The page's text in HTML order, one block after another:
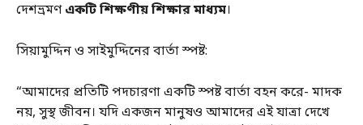
দেশভ্রমণএকটি শিক্ষণীয় শিক্ষার মাধ্যম।
সিয়ামুদ্দিন ও সাইমুদ্দিনের বার্তা স্পষ্ট:
“আমাদের প্রতিটি পদচারণা একটি স্পষ্ট বার্তা বহন করে- মাদক
নয়, সুস্থ জীবন। যদি একজন মানুষও আমাদের এই যাত্রা দেখে